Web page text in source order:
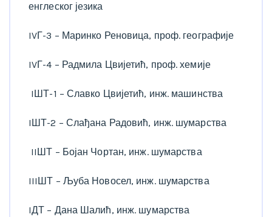
енглеског језика
IVГ-3 – Маринко Реновица, проф. географије
IVГ-4 – Радмила Цвијетић, проф. хемије
IШТ-1 – Славко Цвијетић, инж. машинства
IШТ-2 – Слађана Радовић, инж. шумарства
IIШТ – Бојан Чортан, инж. шумарства
IIIШТ – Љуба Новосел, инж. шумарства
IДТ – Дана Шалић, инж. шумарства